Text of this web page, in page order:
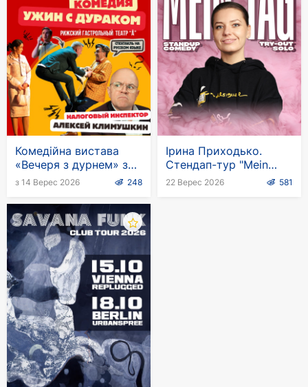
Комедійна вистава
«Вечеря з дурнем» за
участю Олексія
Німеччині
з 14 Верес 2026 248
Ірина Приходько.
Стендап-тур "Mein
Tag"
22 Верес 2026 581